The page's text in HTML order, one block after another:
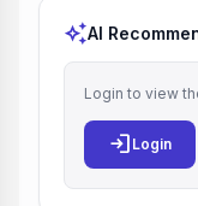
auto_awesomeAI
Login to view
login Login